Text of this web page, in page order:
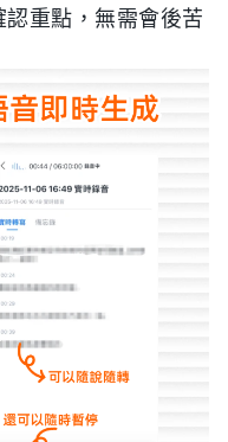
重點，無需會後苦